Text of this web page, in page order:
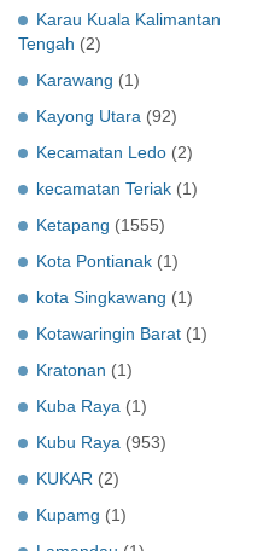
Karau Kuala Kalimantan
Tengah (2)
Karawang (1)
Kayong Utara (92)
Kecamatan Ledo (2)
kecamatan Teriak (1)
Ketapang (1555)
Kota Pontianak (1)
kota Singkawang (1)
Kotawaringin Barat (1)
Kratonan (1)
Kuba Raya (1)
Kubu Raya (953)
KUKAR (2)
Kupamg (1)